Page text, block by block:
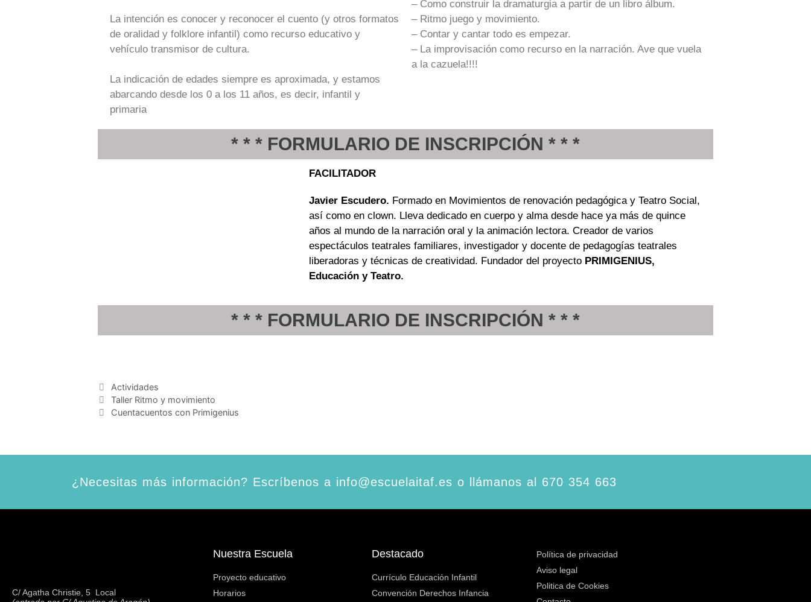
La intención es conocer y reconocer el cuento (y otros formatos
de oralidad y folklore infantil) como recurso educativo y
vehículo transmisor de cultura.
La indicación de edades siempre es aproximada, y estamos
abarcando desde los 0 a los 11 años, es decir, infantil y
primaria
– Como construir la dramaturgia a partir de un libro álbum.
– Ritmo juego y movimiento.
– Contar y cantar todo es empezar.
– La improvisación como recurso en la narración. Ave que vuela
a la cazuela!!!!
* * * FORMULARIO DE INSCRIPCIÓN * * *
FACILITADOR
Javier Escudero. Formadoen Movimientos de renovaciónpedagógica y Teatro Social,
así como en clown. Lleva dedicado en cuerpo y alma desde hace ya más de quince
años al mundo de la narración oral y la animación lectora. Creador de varios
espectáculos teatrales familiares, investigador y docente de pedagogías teatrales
liberadoras y técnicas de creatividad. Fundador del proyecto PRIMIGENIUS,
Educación y Teatro.
* * * FORMULARIO DE INSCRIPCIÓN * * *
Actividades
Taller Ritmo y movimiento
Cuentacuentos con Primigenius
¿Necesitas más información? Escríbenos a info@escuelaitaf.es o llámanos al 670 354 663
C/ Agatha Christie, 5  Local
Nuestra Escuela
Proyecto educativo
Horarios
Destacado
Currículo Educación Infantil
Convención Derechos Infancia
Política de privacidad
Aviso legal
Politica de Cookies